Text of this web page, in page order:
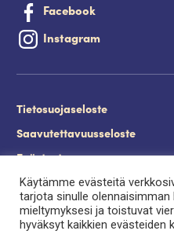
Facebook
Instagram
Tietosuojaseloste
Saavutettavuusseloste
Evästeet
Palveluntuottajan
Käytämme evästeitä
tarjota sinulle
mieltymyksesi ja toistuvat
hyväksyt kaikkien evästeiden